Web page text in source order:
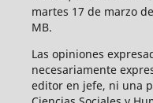
martes 17 de marzo
MB.
Las opiniones
necesariamente
editor en jefe, ni una